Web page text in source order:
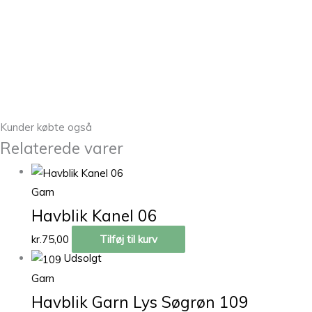
Kunder købte også
Relaterede varer
Garn
Havblik Kanel 06
kr.75,00
Tilføj til kurv
Udsolgt
Garn
Havblik Garn Lys Søgrøn 109